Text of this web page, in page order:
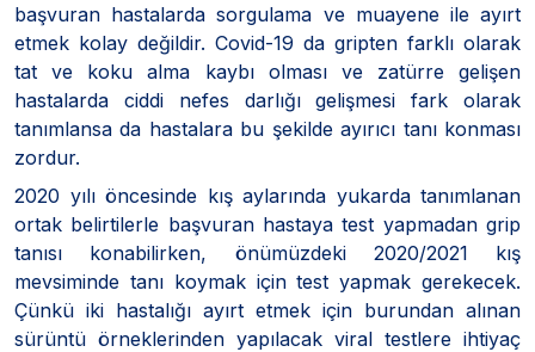
başvuran hastalarda sorgulama ve muayene ile ayırt
etmek kolay değildir. Covid-19 da gripten farklı olarak
tat ve koku alma kaybı olması ve zatürre gelişen
hastalarda ciddi nefes darlığı gelişmesi fark olarak
tanımlansa da hastalara bu şekilde ayırıcı tanı konması
zordur.
2020 yılı öncesinde kış aylarında yukarda tanımlanan
ortak belirtilerle başvuran hastaya test yapmadan grip
tanısı konabilirken, önümüzdeki 2020/2021 kış
mevsiminde tanı koymak için test yapmak gerekecek.
Çünkü iki hastalığı ayırt etmek için burundan alınan
sürüntü örneklerinden yapılacak viral testlere ihtiyaç